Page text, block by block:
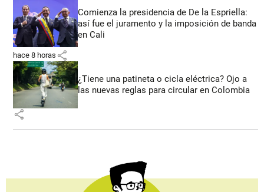
Comienza la presidencia de De la Espriella:
así fue el juramento y la imposición de banda
en Cali
hace 8 horas share
¿Tiene una patineta o cicla eléctrica? Ojo a
las nuevas reglas para circular en Colombia
share